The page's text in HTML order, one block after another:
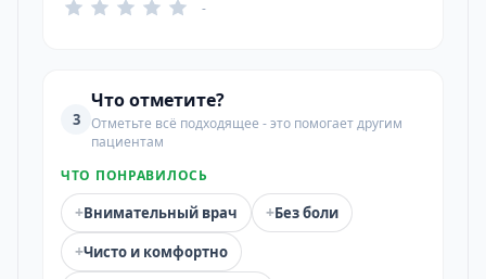
-
3
Что отметите?
Отметьте всё подходящее - это помогает другим
пациентам
ЧТО ПОНРАВИЛОСЬ
+Внимательный врач +Без боли
+Чисто и комфортно